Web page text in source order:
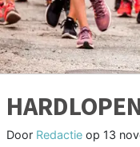
Door Redactie op 13